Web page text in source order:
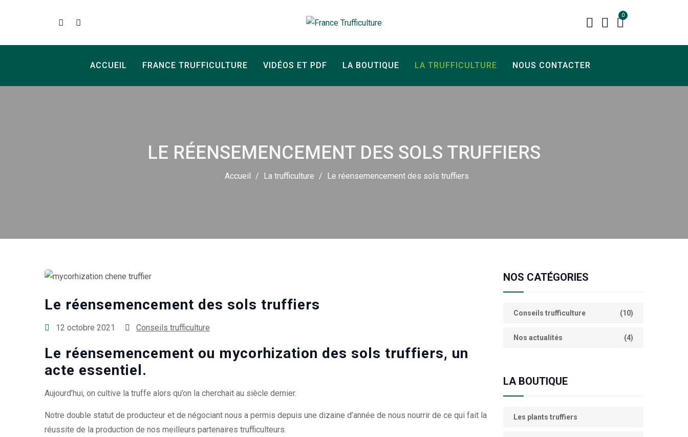
0
ACCUEIL FRANCE TRUFFICULTURE VIDÉOS ET PDF LA BOUTIQUE LA TRUFFICULTURE NOUS CONTACTER
LE RÉENSEMENCEMENT DES SOLS TRUFFIERS
Accueil / La trufficulture / Le réensemencement des sols truffiers
Le réensemencement des sols truffiers
12 octobre 2021 Conseils trufficulture
Le réensemencement ou mycorhization des sols truffiers, un
acte essentiel.
Aujourd’hui, on cultive la truffe alors qu’on la cherchait au siècle dernier.
Notre double statut de producteur et de négociant nous a permis depuis une dizaine d’année de nous nourrir de ce qui fait la
réussite de la production de nos meilleurs partenaires trufficulteurs.
NOS CATÉGORIES
Conseils trufficulture (10)
Nos actualités (4)
LA BOUTIQUE
Les plants truffiers